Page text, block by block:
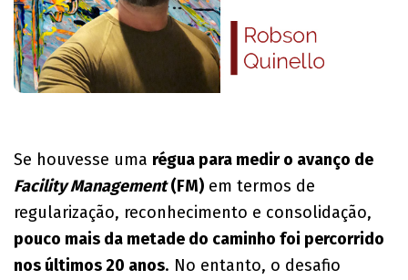
Se houvesse uma régua para medir o avanço de
Facility Management(FM) em termos de
regularização, reconhecimento e consolidação,
pouco mais da metade do caminho foi percorrido
nos últimos 20 anos. No entanto, o desafio